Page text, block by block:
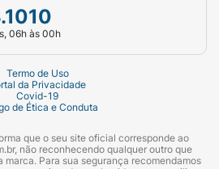
06h às 00h
Termo de Uso
da Privacidade
Covid-19
de Ética e Conduta
que o seu site oficial corresponde ao
não reconhecendo qualquer outro que
Para sua segurança recomendamos